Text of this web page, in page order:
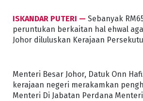
ISKANDAR PUTERI — Sebanyak
peruntukan berkaitan hal ehwal
Johor diluluskan Kerajaan
Menteri Besar Johor, Datuk Onn
kerajaan negeri merakamkan
Menteri Di Jabatan Perdana